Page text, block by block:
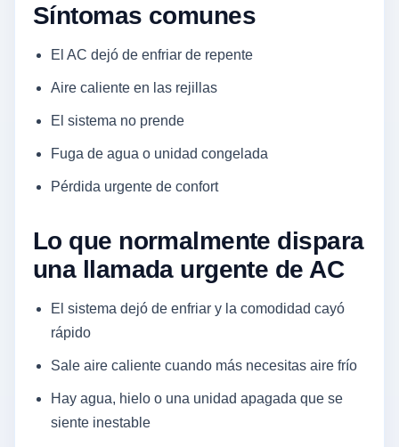
Síntomas comunes
El AC dejó de enfriar de repente
Aire caliente en las rejillas
El sistema no prende
Fuga de agua o unidad congelada
Pérdida urgente de confort
Lo que normalmente dispara
una llamada urgente de AC
El sistema dejó de enfriar y la comodidad cayó
rápido
Sale aire caliente cuando más necesitas aire frío
Hay agua, hielo o una unidad apagada que se
siente inestable